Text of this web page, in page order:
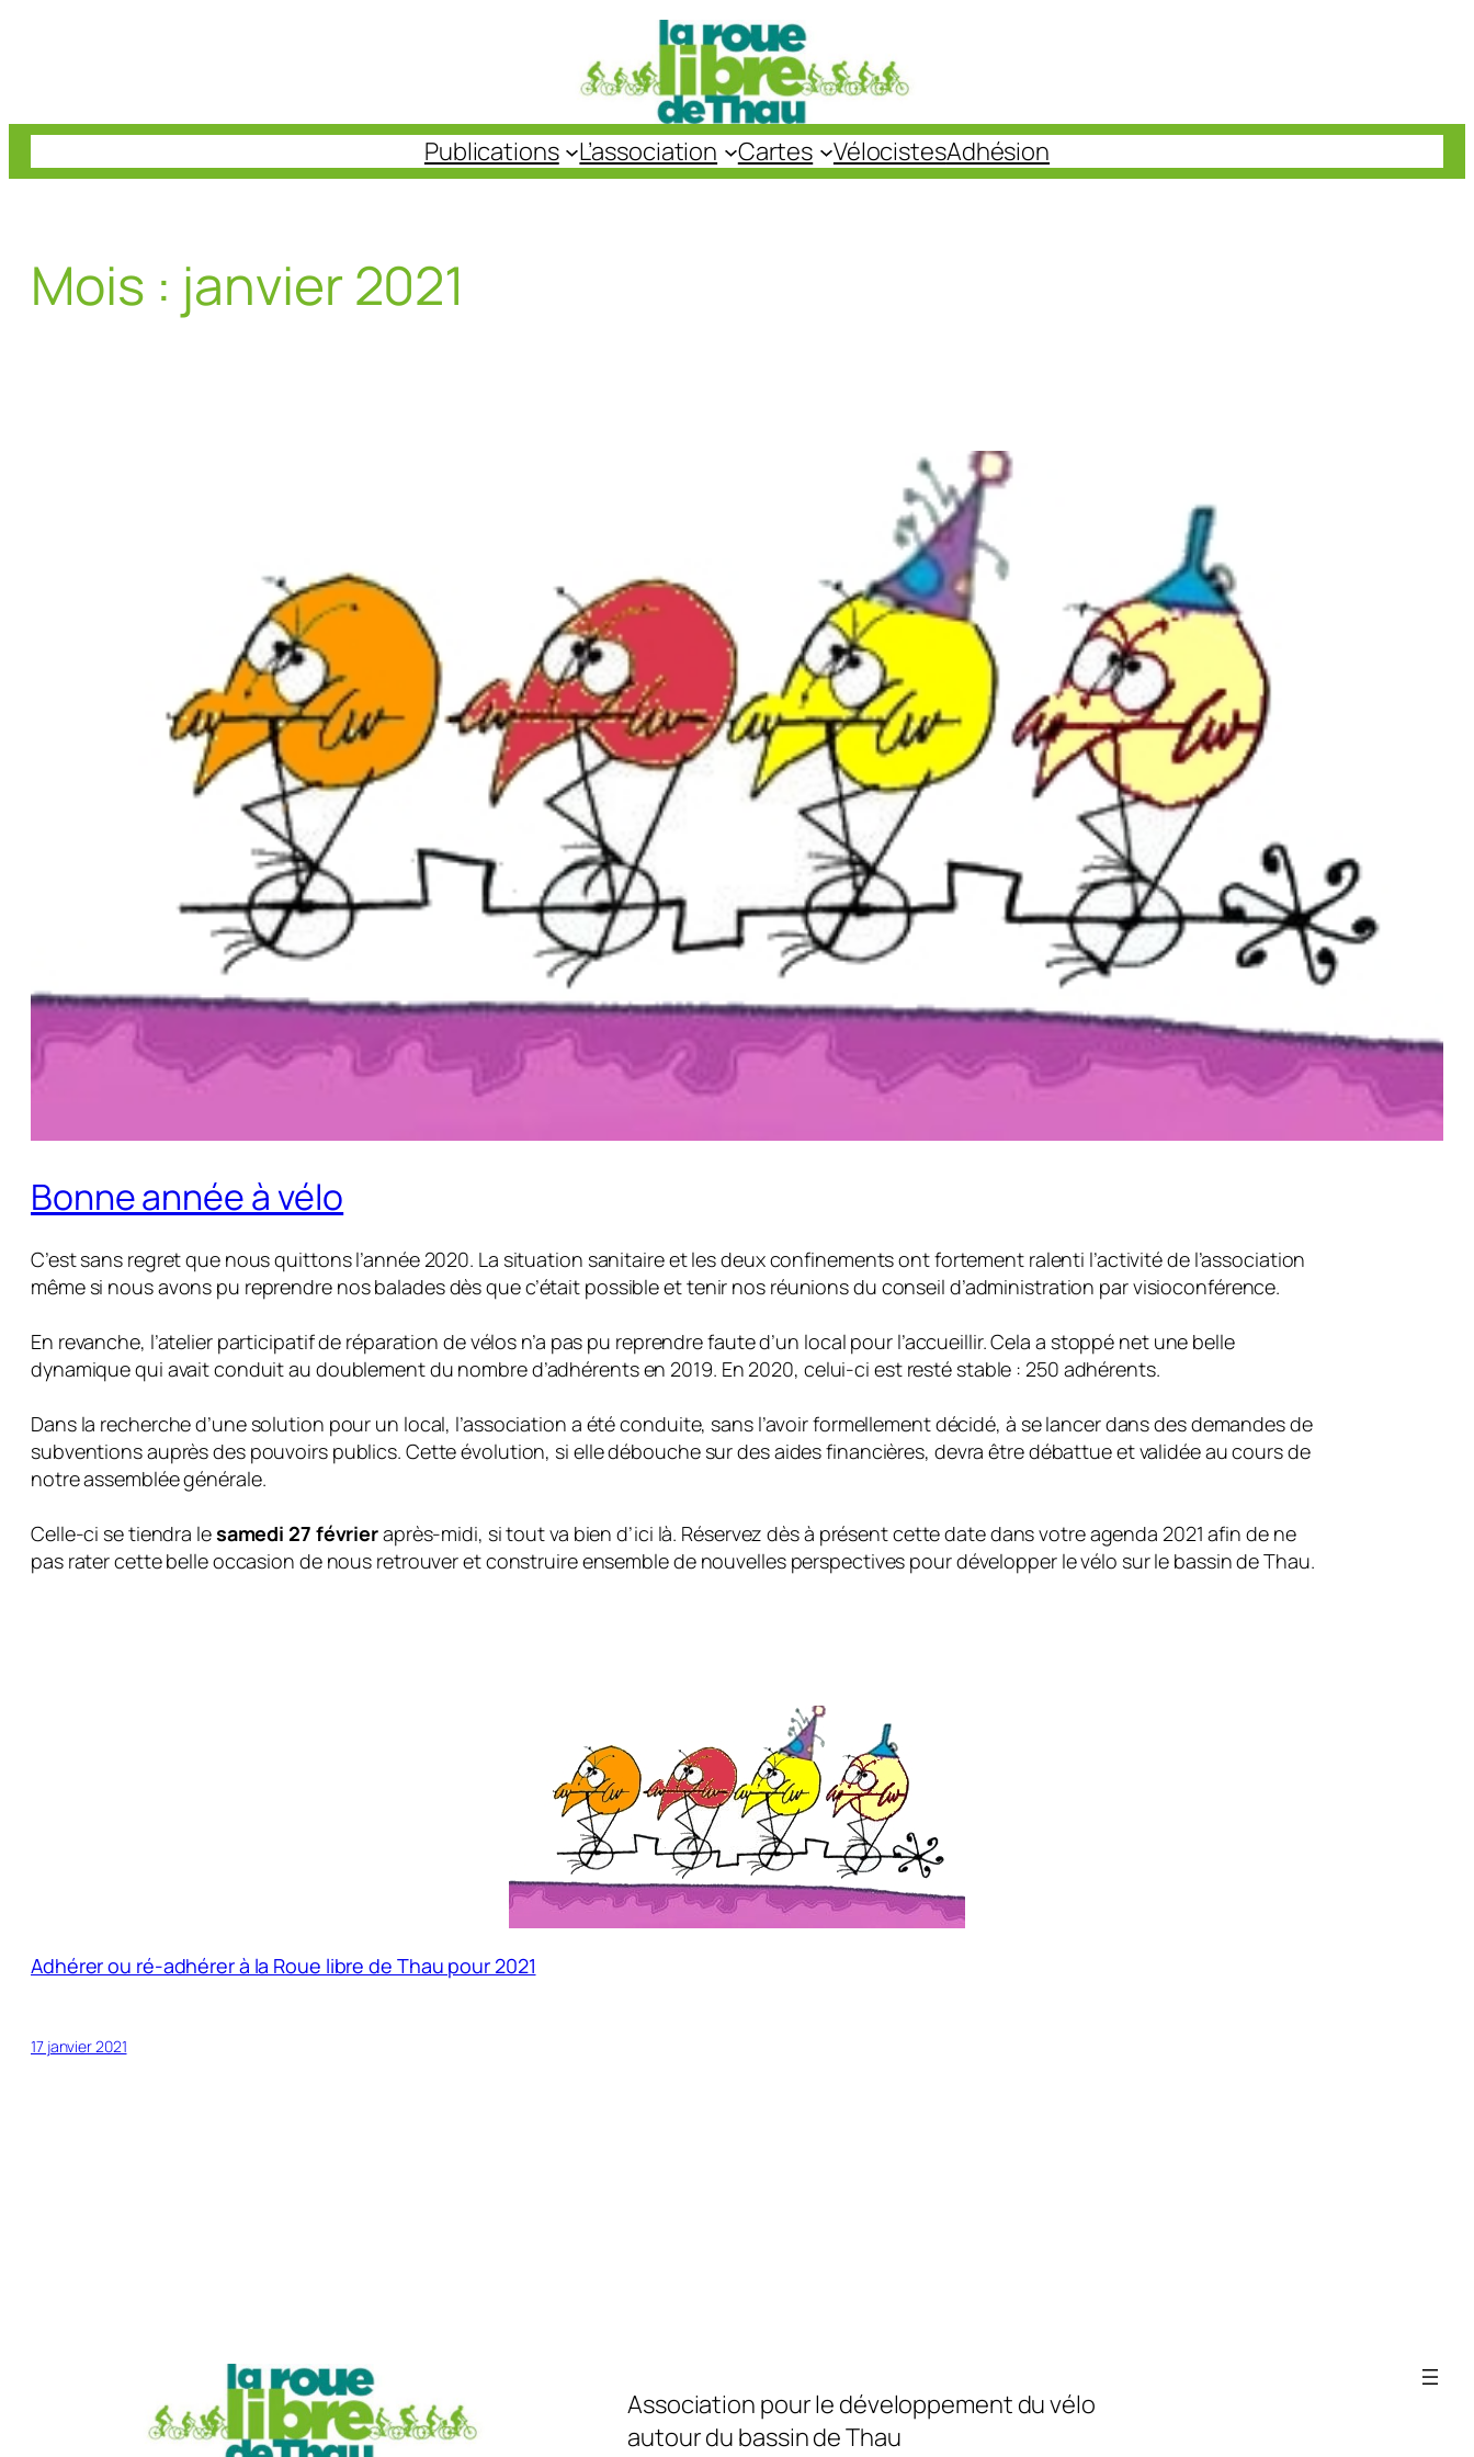
Publications
L’association Cartes VélocistesAdhésion
Mois : janvier 2021
Bonne année à vélo
C’est sans regret que nous quittons l’année 2020. La situation sanitaire et les deux confinements ont fortement ralenti l’activité de l’association
même si nous avons pu reprendre nos balades dès que c’était possible et tenir nos réunions du conseil d’administration par visioconférence.
En revanche, l’atelier participatif de réparation de vélos n’a pas pu reprendre faute d’un local pour l’accueillir. Cela a stoppé net une belle
dynamique qui avait conduit au doublement du nombre d’adhérents en 2019. En 2020, celui-ci est resté stable : 250 adhérents.
Dans la recherche d’une solution pour un local, l’association a été conduite, sans l’avoir formellement décidé, à se lancer dans des demandes de
subventions auprès des pouvoirs publics. Cette évolution, si elle débouche sur des aides financières, devra être débattue et validée au cours de
notre assemblée générale.
Celle-ci se tiendra lesamedi 27 févrieraprès-midi, si tout va bien d’ici là. Réservez dès à présent cette date dans votre agenda 2021 afin de ne
pas rater cette belle occasion de nous retrouver et construire ensemble de nouvelles perspectives pour développer le vélo sur le bassin de Thau.
Adhérer ou ré-adhérer à la Roue libre de Thau pour 2021
17 janvier 2021
Association pour le développement du vélo
autour du bassin de Thau